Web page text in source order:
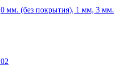
0 мм. (без покрытия), 1 мм, 3 мм.